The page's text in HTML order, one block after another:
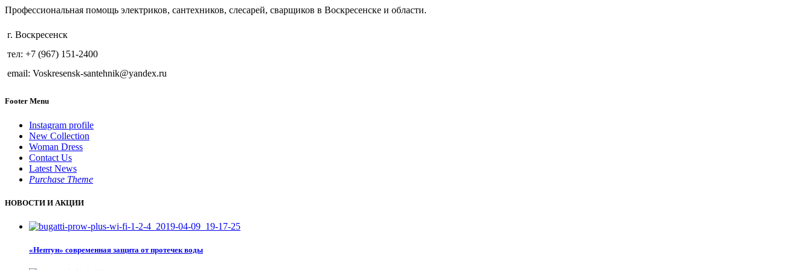
Профессиональная помощь электриков, сантехников, слесарей, сварщиков в Воскресенске и области.
г. Воскресенск
тел: +7 (967) 151-2400
email: Voskresensk-santehnik@yandex.ru
Footer Menu
Instagram profile
New Collection
Woman Dress
Contact Us
Latest News
Purchase Theme
НОВОСТИ И АКЦИИ
«Нептун» современная защита от протечек воды